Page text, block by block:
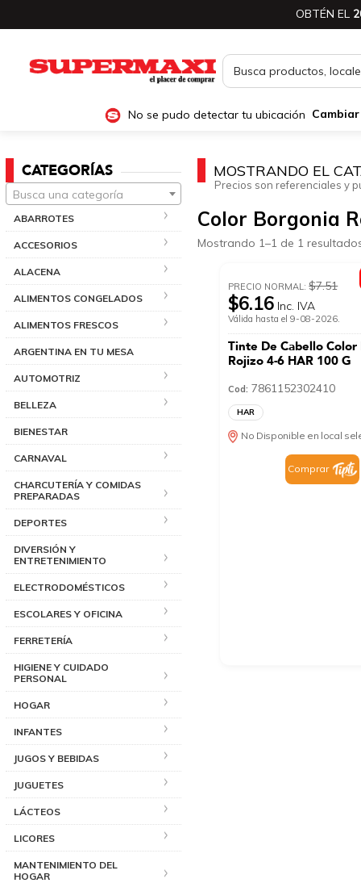
OBTÉN EL
No se pudo detectar tu ubicación Cambiar
CATEGORÍAS
Busca una categoría
ABARROTES
ACCESORIOS
ALACENA
ALIMENTOS CONGELADOS
ALIMENTOS FRESCOS
ARGENTINA EN TU MESA
AUTOMOTRIZ
BELLEZA
BIENESTAR
CARNAVAL
CHARCUTERÍA Y COMIDAS
PREPARADAS
DEPORTES
DIVERSIÓN Y
ENTRETENIMIENTO
ELECTRODOMÉSTICOS
ESCOLARES Y OFICINA
FERRETERÍA
HIGIENE Y CUIDADO
PERSONAL
HOGAR
INFANTES
JUGOS Y BEBIDAS
JUGUETES
LÁCTEOS
LICORES
MANTENIMIENTO DEL
HOGAR
MOSTRANDO EL
Precios son referenciales y
Color Borgonia
Mostrando 1–1 de 1
PRECIO NORMAL:$7.51
$6.16 Inc. IVA
Válida hasta el 9-08-2026.
Tinte De Cabello Color
Rojizo 4-6 HAR 100 G
Cod: 7861152302410
HAR
No Disponible en local
Comprar